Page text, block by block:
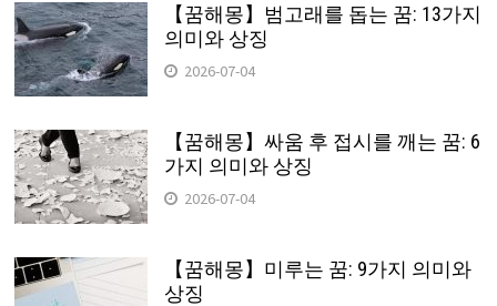
【꿈해몽】범고래를 돕는 꿈: 13가지
의미와 상징
2026-07-04
【꿈해몽】싸움 후 접시를 깨는 꿈: 6
가지 의미와 상징
2026-07-04
【꿈해몽】미루는 꿈: 9가지 의미와
상징